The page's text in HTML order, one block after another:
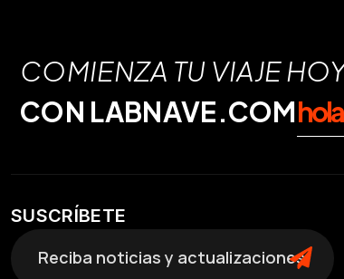
COMIENZA TU VIAJE
CON LABNAVE.COM
SUSCRÍBETE